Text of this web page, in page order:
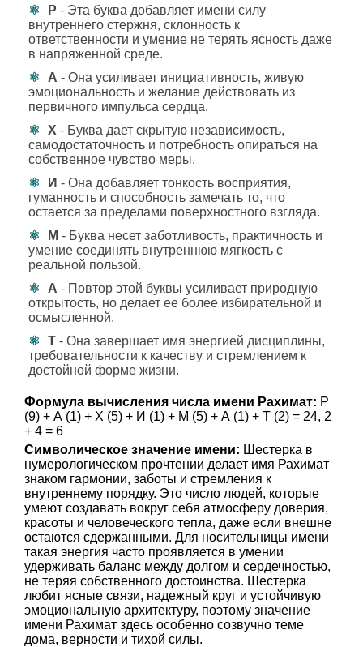
Р - Эта буква добавляет имени силу
внутреннего стержня, склонность к
ответственности и умение не терять ясность даже
в напряженной среде.
А - Она усиливает инициативность, живую
эмоциональность и желание действовать из
первичного импульса сердца.
Х - Буква дает скрытую независимость,
самодостаточность и потребность опираться на
собственное чувство меры.
И - Она добавляет тонкость восприятия,
гуманность и способность замечать то, что
остается за пределами поверхностного взгляда.
М - Буква несет заботливость, практичность и
умение соединять внутреннюю мягкость с
реальной пользой.
А - Повтор этой буквы усиливает природную
открытость, но делает ее более избирательной и
осмысленной.
Т - Она завершает имя энергией дисциплины,
требовательности к качеству и стремлением к
достойной форме жизни.
Формула вычисления числа имени Рахимат: Р
(9) + А (1) + Х (5) + И (1) + М (5) + А (1) + Т (2) = 24, 2
+ 4 = 6
Символическое значение имени: Шестерка в
нумерологическом прочтении делает имя Рахимат
знаком гармонии, заботы и стремления к
внутреннему порядку. Это число людей, которые
умеют создавать вокруг себя атмосферу доверия,
красоты и человеческого тепла, даже если внешне
остаются сдержанными. Для носительницы имени
такая энергия часто проявляется в умении
удерживать баланс между долгом и сердечностью,
не теряя собственного достоинства. Шестерка
любит ясные связи, надежный круг и устойчивую
эмоциональную архитектуру, поэтому значение
имени Рахимат здесь особенно созвучно теме
дома, верности и тихой силы.